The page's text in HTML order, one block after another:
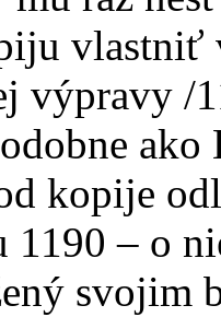
vlastniť
výpravy /
kopije
– o
svojim